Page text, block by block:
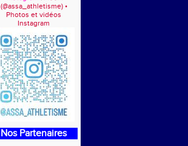
(@assa_athletisme) •
Photos et vidéos
Instagram
Nos Partenaires